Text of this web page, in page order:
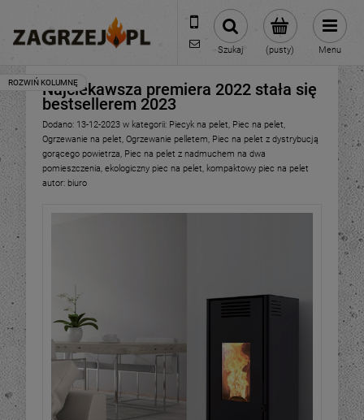
600 373 809
sklep@zagrzej.pl
(pusty)
Szukaj Menu
Najciekawsza premiera 2022 stała się
bestsellerem 2023
Dodano: 13-12-2023 w kategorii: Piecyk na pelet, Piec na pelet,
Ogrzewanie na pelet, Ogrzewanie pelletem, Piec na pelet z dystrybucją
gorącego powietrza, Piec na pelet z nadmuchem na dwa
pomieszczenia, ekologiczny piec na pelet, kompaktowy piec na pelet
autor: biuro